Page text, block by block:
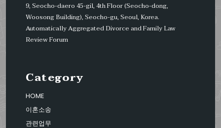
9, Seocho-daero 45-gil, 4th Floor (Seocho-dong,
Woosong Building), Seocho-gu, Seoul, Korea.
Automatically Aggregated Divorce and Family Law
Review Forum
Category
HOME
이혼소송
관련업무